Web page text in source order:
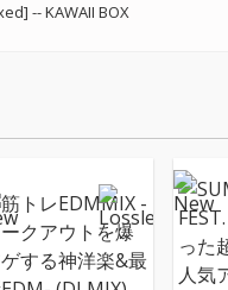
--KAWAII BOX